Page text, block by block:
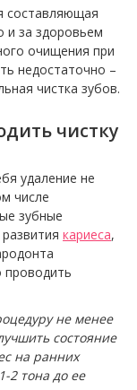
составляющая
и за здоровьем
очищения при
недостаточно –
чистка зубов.
чистку
удаление не
числе
зубные
кариеса,
проводить
не менее
состояние
на ранних
2 тона до ее